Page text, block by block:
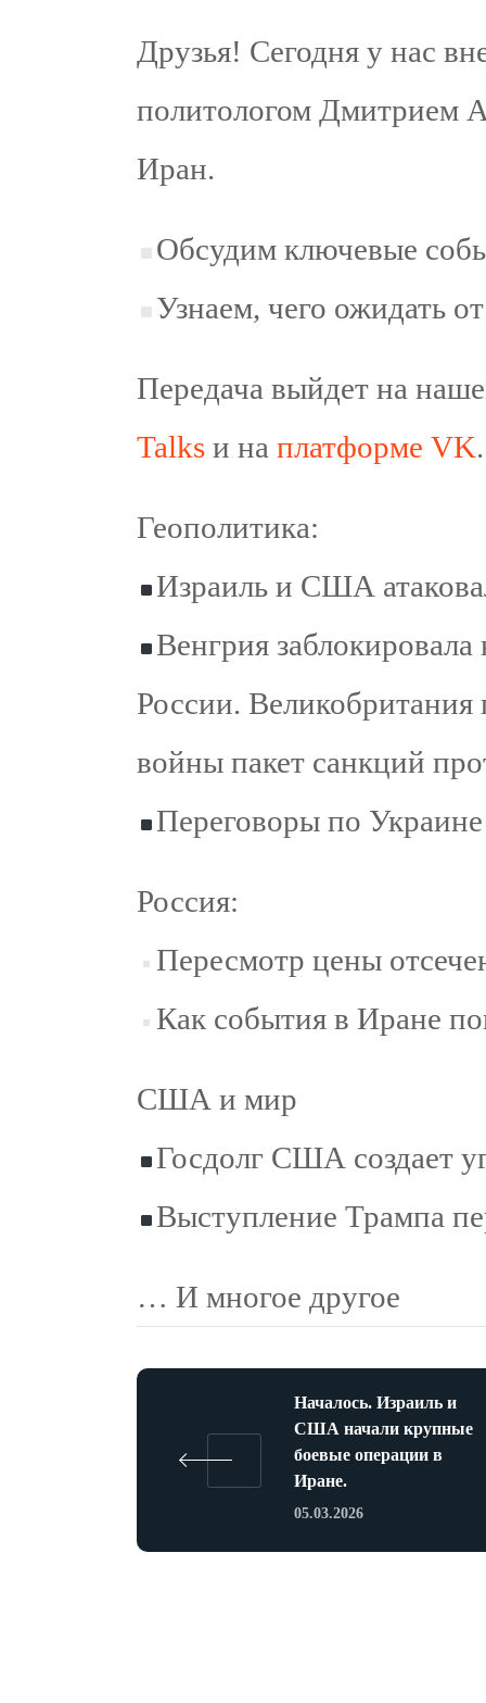
Друзья! Сегодня у нас
политологом Дмитрием
Иран.
Обсудим ключевые
Узнаем, чего ожидать
Передача выйдет на
Talks и на платформе VK.
Геополитика:
Израиль и США
Венгрия
России.
войны пакет санкций
Переговоры по
Россия:
Пересмотр цены
Как события в Иране
США и мир
Госдолг США создает
Выступление Трампа
… И многое другое
Началось. Израиль и
США начали крупные
боевые операции в
Иране.
05.03.2026